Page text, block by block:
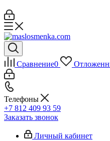
Сравнение0
Телефоны
+7 812 409 93 59
Заказать звонок
Личный кабинет